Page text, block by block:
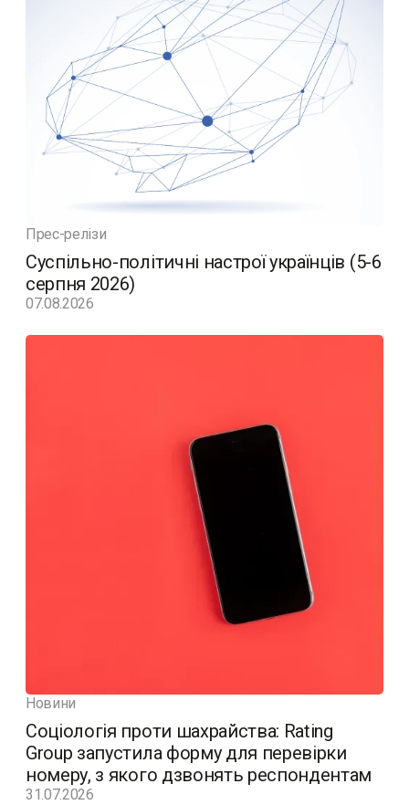
Прес-релізи
Суспільно-політичні настрої українців (5-6
серпня 2026)
07.08.2026
Новини
Соціологія проти шахрайства: Rating
Group запустила форму для перевірки
номеру, з якого дзвонять респондентам
31.07.2026